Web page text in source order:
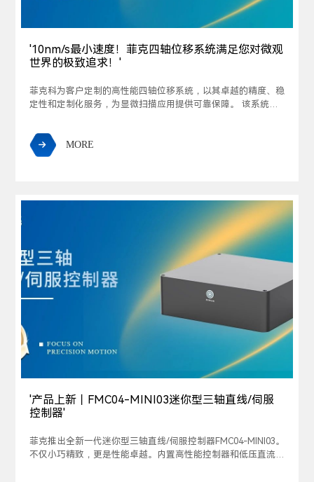
'10nm/s最小速度！菲克四轴位移系统满足您对微观
世界的极致追求！'
菲克科为客户定制的高性能四轴位移系统，以其卓越的精度、稳
定性和定制化服务，为显微扫描应用提供可靠保障。 该系统以
 MORE
'产品上新丨FMC04-MINI03迷你型三轴直线/伺服
控制器'
菲克推出全新一代迷你型三轴直线/伺服控制器FMC04-MINI03。
不仅小巧精致，更是性能卓越。内置高性能控制器和低压直流驱